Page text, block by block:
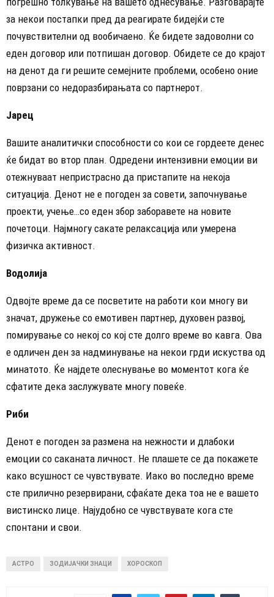
за некои постапки пред да реагирате бидејќи сте
почувствителни од вообичаено. Ќе бидете задоволни со
еден договор или потпишан договор. Обидете се до крајот
на денот да ги решите семејните проблеми, особено оние
поврзани со недоразбирањата со партнерот.
Јарец
Вашите аналитички способности со кои се гордеете денес
ќе бидат во втор план. Одредени интензивни емоции ви
отежнуваат непристрасно да пристапите на некоја
ситуација. Денот не е погоден за совети, започнување
проекти, учење…со еден збор заборавете на новите
почетоци. Најмногу сакате релаксација или умерена
физичка активност.
Водолија
Одвојте време да се посветите на работи кои многу ви
значат, дружење со емотивен партнер, духовен развој,
помирување со некој со кој сте долго време во кавга. Ова
е одличен ден за надминување на некои грди искуства од
минатото. Ќе најдете олеснување во моментот кога ќе
сфатите дека заслужувате многу повеќе.
Риби
Денот е погоден за размена на нежности и длабоки
емоции со саканата личност. Не плашете се да покажете
како всушност се чувствувате. Иако во последно време
сте прилично резервирани, сфаќате дека тоа не е вашето
вистинско лице. Најудобно се чувствувате кога сте
спонтани и свои.
АСТРО ЗОДИЈАЧКИ ЗНАЦИ ХОРОСКОП